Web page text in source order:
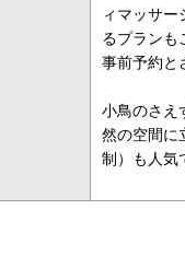
ィマッサー
るプランも
事前予約と
小鳥のさえ
然の空間に
制）も人気